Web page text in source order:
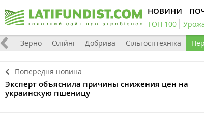
НОВИНИ
ТОП 100
Світ Зерно Олійні Добрива Сільгосптехніка
Попередня новина
Эксперт объяснила причины снижения цен на
украинскую пшеницу